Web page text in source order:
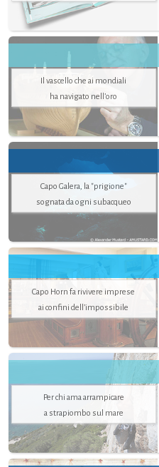
Il vascello che ai mondiali
ha navigato nell’oro
Capo Galera, la "prigione"
sognata da ogni subacqueo
Capo Horn fa rivivere imprese
ai confini dell’impossibile
Per chi ama arrampicare
a strapiombo sul mare